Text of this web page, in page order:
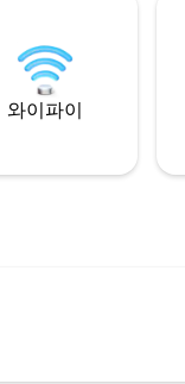
와이파이